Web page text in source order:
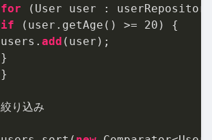
for
if (user.getAge() >= 20 ) {
users. add (user);
}
}
絞り込み